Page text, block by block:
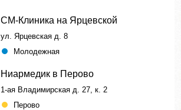
СМ-Клиника на Ярцевской
ул. Ярцевская д. 8
Молодежная
Ниармедик в Перово
1-ая Владимирская д. 27, к. 2
Перово